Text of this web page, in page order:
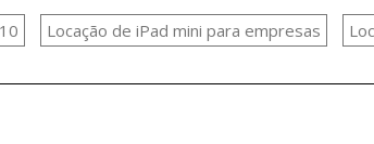
Locação de iPad mini para empresas